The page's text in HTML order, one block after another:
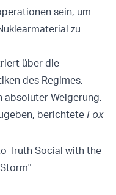
sein, um
zu
über die
des Regimes,
absoluter Weigerung,
berichtete Fox
Truth Social with the